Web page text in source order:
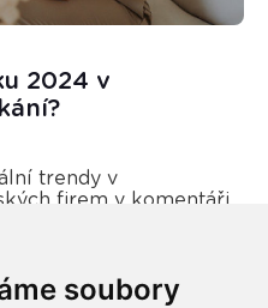
soubory
2024 v
trendy v
firem v komentáři
regionální
a porotkyně soutěže